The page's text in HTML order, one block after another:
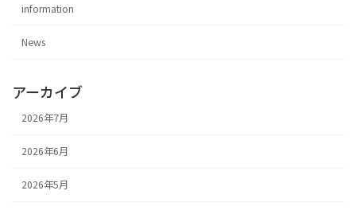
information
News
アーカイブ
2026年7月
2026年6月
2026年5月